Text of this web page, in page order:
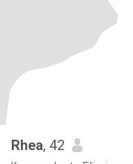
Rhea, 42